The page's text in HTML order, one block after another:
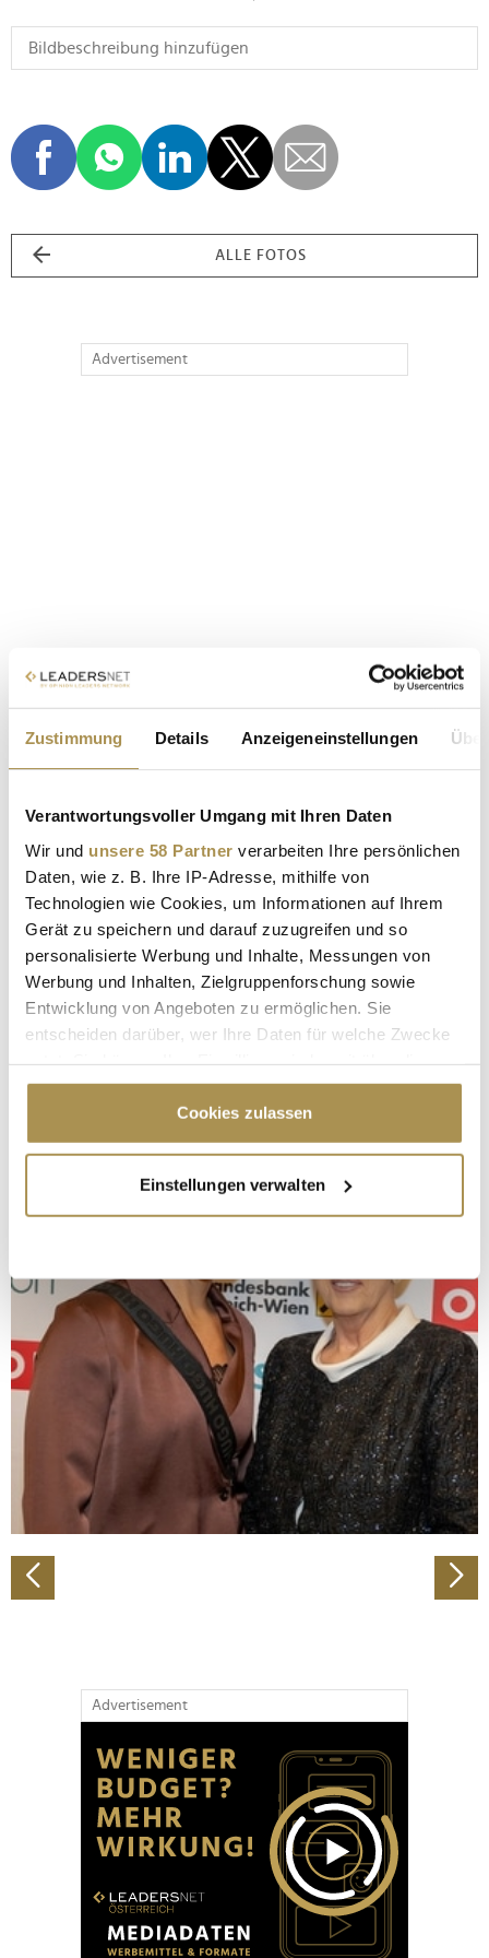
Zustimmung Details Anzeigeneinstellungen
Verantwortungsvoller Umgang mit Ihren Daten
Wir und unsere 58 Partner verarbeiten Ihre persönlichen
Daten, wie z. B. Ihre IP-Adresse, mithilfe von
Technologien wie Cookies, um Informationen auf Ihrem
Gerät zu speichern und darauf zuzugreifen und so
personalisierte Werbung und Inhalte, Messungen von
Werbung und Inhalten, Zielgruppenforschung sowie
Entwicklung von Angeboten zu ermöglichen. Sie
entscheiden darüber, wer Ihre Daten für welche Zwecke
Cookie-Erklärung oder durch Klicken auf das Privacy
Trigger Symbol ändern oder widerrufen
Informationen über Ihre geografische Lage
erfassen, welche bis auf einige Meter genau sein
bestimmten Merkmalen (Fingerprinting) identifizieren
Erfahren Sie mehr darüber, wie Ihre persönlichen Daten
verarbeitet werden, und legen Sie Ihre Präferenzen im
Abschnitt Einzelheitenfest.
Wir verwenden Cookies, um Inhalte und Anzeigen zu
personalisieren, Funktionen für soziale Medien anbieten
zu können und die Zugriffe auf unsere Website zu
analysieren. Außerdem geben wir Informationen zu Ihrer
Verwendung unserer Website an unsere Partner für
soziale Medien, Werbung und Analysen weiter. Unsere
Partner führen diese Informationen möglicherweise mit
Cookies zulassen
Einstellungen verwalten
ALLE FOTOS
Advertisement
Advertisement